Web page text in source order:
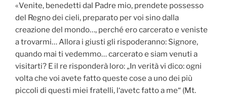
«Venite, benedetti dal Padre mio, prendete possesso
del Regno dei cieli, preparato per voi sino dalla
creazione del mondo…, perché ero carcerato e veniste
a trovarmi… Allora i giusti gli rispoderanno: Signore,
quando mai ti vedemmo… carcerato e siam venuti a
visitarti? E il re risponderà loro: „In verità vi dico: ogni
volta che voi avete fatto queste cose a uno dei più
piccoli di questi miei fratelli, l‘avetc fatto a me“ (Mt.